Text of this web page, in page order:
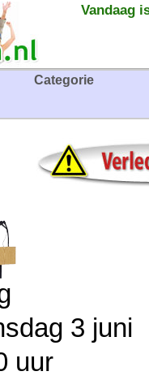
Vandaag
Categorie
3
uur